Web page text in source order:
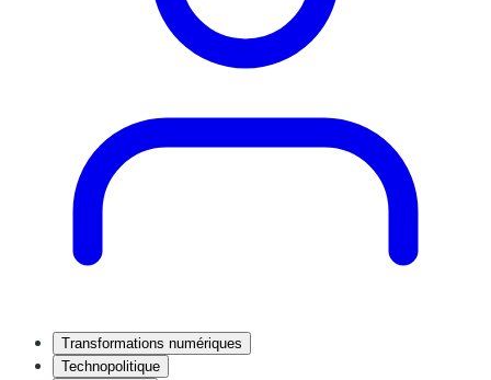
Transformations numériques
Technopolitique